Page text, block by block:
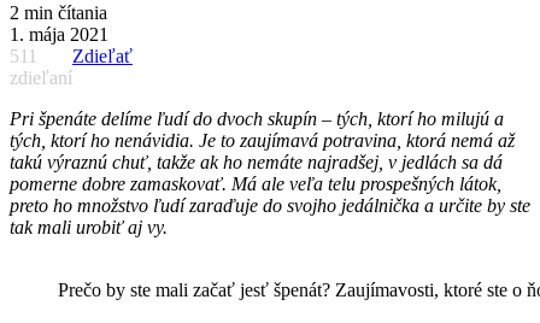
2 min čítania
1. mája 2021
511
zdieľaní
Zdieľať
Pri špenáte delíme ľudí do dvoch skupín – tých, ktorí ho milujú a
tých, ktorí ho nenávidia. Je to zaujímavá potravina, ktorá nemá až
takú výraznú chuť, takže ak ho nemáte najradšej, v jedlách sa dá
pomerne dobre zamaskovať. Má ale veľa telu prospešných látok,
preto ho množstvo ľudí zaraďuje do svojho jedálnička a určite by ste
tak mali urobiť aj vy.
Prečo by ste mali začať jesť špenát? Zaujímavosti, ktoré ste o